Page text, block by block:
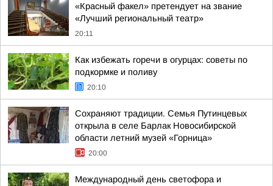
«Красный факел» претендует на звание
«Лучший региональный театр»
20:11
Как избежать горечи в огурцах: советы по
подкормке и поливу
20:10
Сохраняют традиции. Семья Путинцевых
открыла в селе Барлак Новосибирской
области летний музей «Горница»
20:00
Международный день светофора и